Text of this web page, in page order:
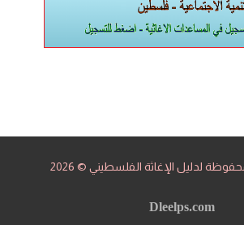
لدليل الإغاثة الفلسطيني © 2026
Dleelps.com